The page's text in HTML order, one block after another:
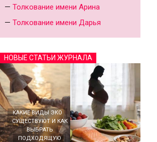
Толкование имени Арина
Толкование имени Дарья
НОВЫЕ СТАТЬИ ЖУРНАЛА
КАКИЕ ВИДЫ ЭКО
СУЩЕСТВУЮТ И КАК
ВЫБРАТЬ
ПОДХОДЯЩУЮ